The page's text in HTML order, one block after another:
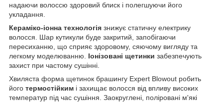
надаючи волоссю здоровий блиск і полегшуючи його
укладання.
Кераміко-іонна технологія знижує статичну електрику
волосся. Шар кутикули буде закритий, запобігаючи
пересиханню, що сприяє здоровому, сяючому вигляду та
легкому моделюванню. Іонізовані щетинки забезпечують
захист при частому сушінні.
Хвиляста форма щетинок брашингу Expert Blowout робить
його термостійким і захищає волосся від впливу високих
температур під час сушіння. Заокруглені, поліровані м'які